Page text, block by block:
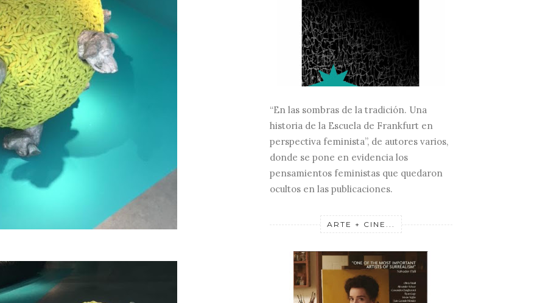
“En las sombras de la tradición. Una
historia de la Escuela de Frankfurt en
perspectiva feminista”, de autores varios,
donde se pone en evidencia los
pensamientos feministas que quedaron
ocultos en las publicaciones.
ARTE + CINE...